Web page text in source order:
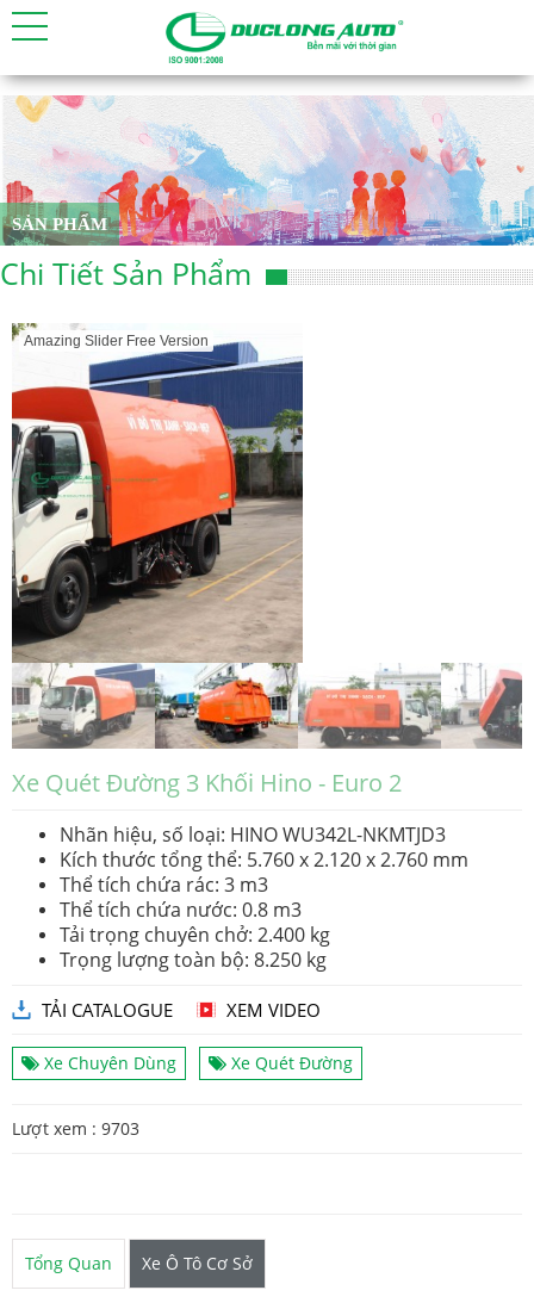
SẢN PHẨM
Chi Tiết Sản Phẩm
Amazing Slider Free Version
Xe Quét Đường 3 Khối Hino - Euro 2
Nhãn hiệu, số loại: HINO WU342L-NKMTJD3
Kích thước tổng thể: 5.760 x 2.120 x 2.760 mm
Thể tích chứa rác: 3 m3
Thể tích chứa nước: 0.8 m3
Tải trọng chuyên chở: 2.400 kg
Trọng lượng toàn bộ: 8.250 kg
TẢI CATALOGUE XEM VIDEO
Xe Chuyên Dùng Xe Quét Đường
Lượt xem : 9703
Tổng Quan Xe Ô Tô Cơ Sở